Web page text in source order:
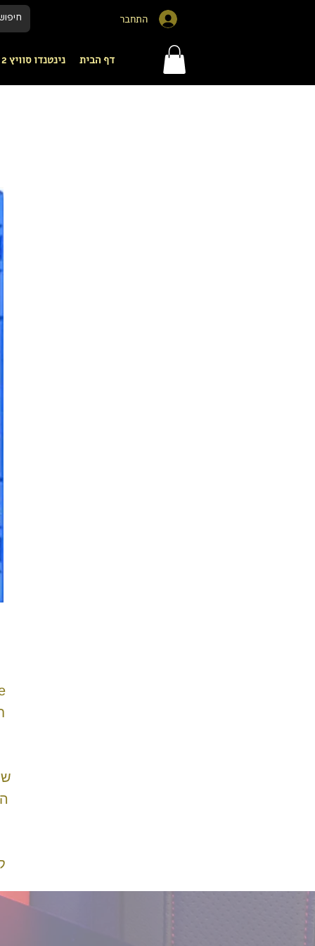
התחבר
דף הבית נינטנדו סוויץ 2